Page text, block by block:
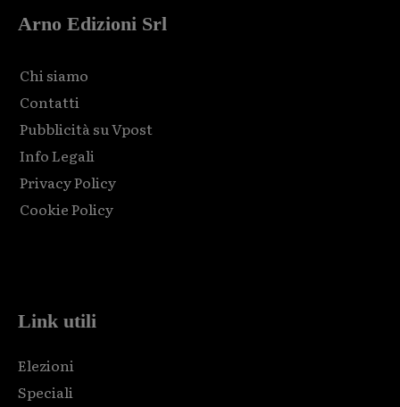
Arno Edizioni Srl
Chi siamo
Contatti
Pubblicità su Vpost
Info Legali
Privacy Policy
Cookie Policy
Link utili
Elezioni
Speciali